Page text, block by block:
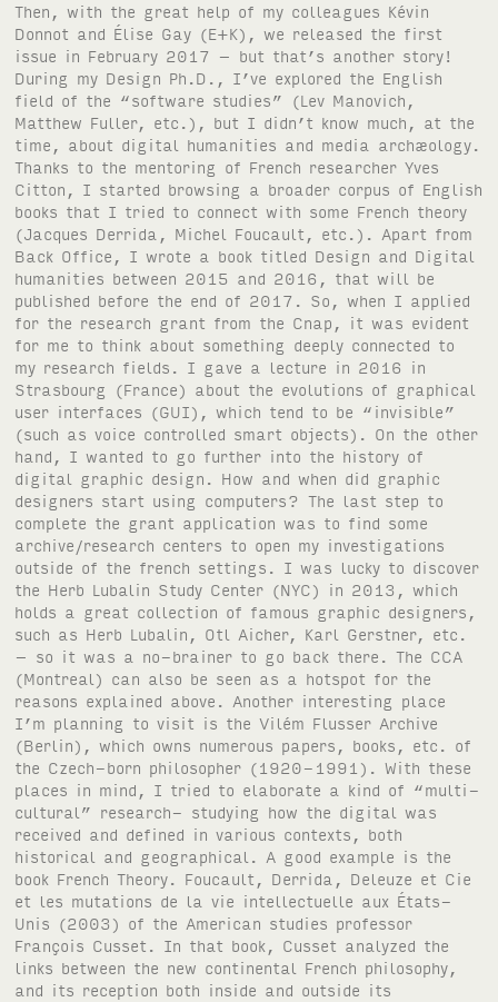
Then, with the great help of my colleagues Kévin
Donnot and Élise Gay (E+K), we released the first
issue in February 2017 – but that’s another story!
During my Design Ph.D., I’ve explored the English
field of the “software studies” (Lev Manovich,
Matthew Fuller, etc.), but I didn’t know much, at the
time, about digital humanities and media archæology.
Thanks to the mentoring of French researcher Yves
Citton, I started browsing a broader corpus of English
books that I tried to connect with some French theory
(Jacques Derrida, Michel Foucault, etc.). Apart from
Back Office, I wrote a book titled Design and Digital
humanities between 2015 and 2016, that will be
published before the end of 2017. So, when I applied
for the research grant from the Cnap, it was evident
for me to think about something deeply connected to
my research fields. I gave a lecture in 2016 in
Strasbourg (France) about the evolutions of graphical
user interfaces (GUI), which tend to be “invisible”
(such as voice controlled smart objects). On the other
hand, I wanted to go further into the history of
digital graphic design. How and when did graphic
designers start using computers? The last step to
complete the grant application was to find some
archive/research centers to open my investigations
outside of the french settings. I was lucky to discover
the Herb Lubalin Study Center (NYC) in 2013, which
holds a great collection of famous graphic designers,
such as Herb Lubalin, Otl Aicher, Karl Gerstner, etc.
– so it was a no-brainer to go back there. The CCA
(Montreal) can also be seen as a hotspot for the
reasons explained above. Another interesting place
I’m planning to visit is the Vilém Flusser Archive
(Berlin), which owns numerous papers, books, etc. of
the Czech-born philosopher (1920-1991). With these
places in mind, I tried to elaborate a kind of “multi-
cultural” research- studying how the digital was
received and defined in various contexts, both
historical and geographical. A good example is the
book French Theory. Foucault, Derrida, Deleuze et Cie
et les mutations de la vie intellectuelle aux États-
Unis (2003) of the American studies professor
François Cusset. In that book, Cusset analyzed the
links between the new continental French philosophy,
and its reception both inside and outside its